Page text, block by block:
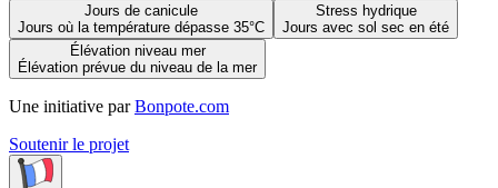
Jours de canicule
Jours où la température dépasse 35°C
Stress hydrique
Jours avec sol sec en été
Élévation niveau mer
Élévation prévue du niveau de la mer
Une initiative par Bonpote.com
Soutenir le projet